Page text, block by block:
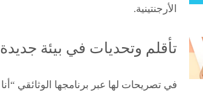
الأرجنتينية.
تأقلم وتحديات في بيئة جديدة
في تصريحات لها عبر برنامجها الوثائقي